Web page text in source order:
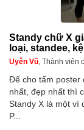
Standy chữ X
loại, standee,
Uyên Vũ, Thành viên
Để cho tấm poster
nhất, đẹp nhất thì
Standy X là một ví
P...